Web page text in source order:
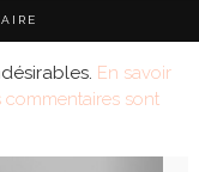
En savoir
sont